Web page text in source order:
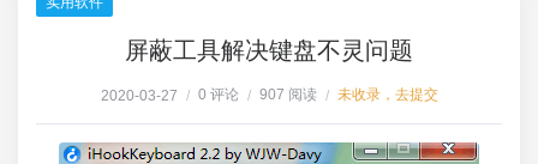
屏蔽工具解决键盘不灵问题
2020-03-27 / 0 评论 / 907 阅读 / 未收录，去提交